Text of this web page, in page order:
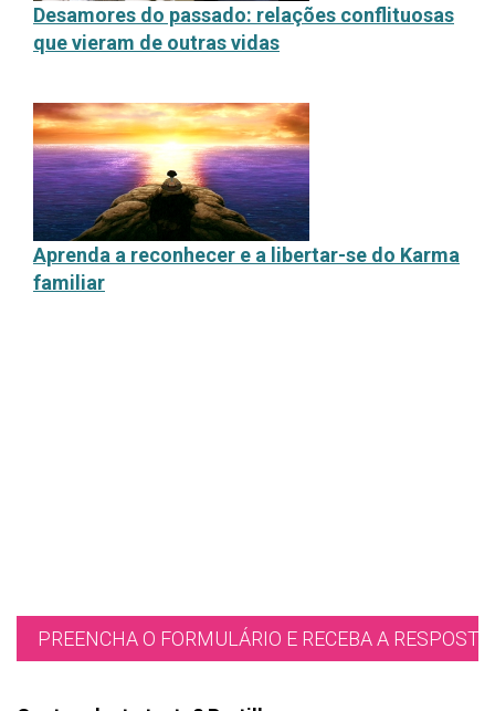
Desamores do passado: relações conflituosas
que vieram de outras vidas
Aprenda a reconhecer e a libertar-se do Karma
familiar
PREENCHA O FORMULÁRIO E RECEBA A